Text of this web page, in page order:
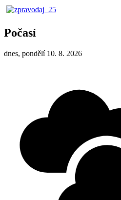
Počasí
dnes, pondělí 10. 8. 2026